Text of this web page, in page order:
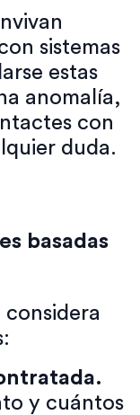
sistemas
estas
anomalía,
con
duda.
basadas
considera
y cuántos